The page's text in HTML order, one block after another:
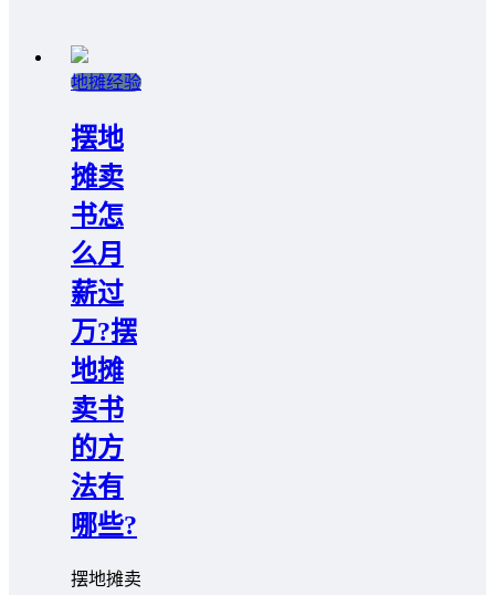
地摊经验
摆地
摊卖
书怎
么月
薪过
万?摆
地摊
卖书
的方
法有
哪些?
摆地摊卖